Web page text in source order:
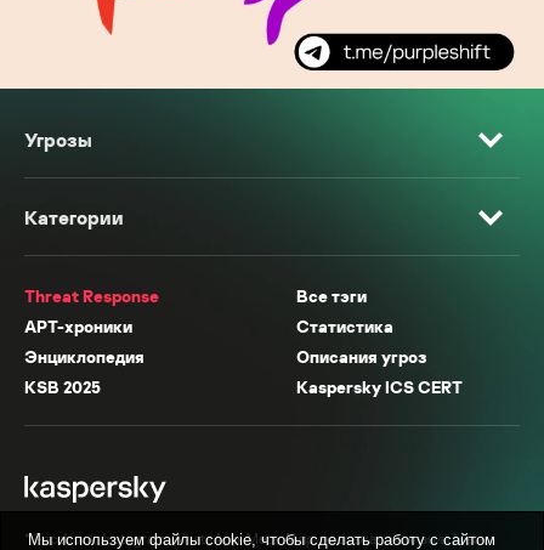
Угрозы
Категории
Threat Response
Все тэги
APT-хроники
Статистика
Энциклопедия
Описания угроз
KSB 2025
Kaspersky ICS CERT
* Facebook, Instagram, WhatsApp, Meta AI принадлежат компании Meta,
Мы используем файлы cookie, чтобы сделать работу с сайтом